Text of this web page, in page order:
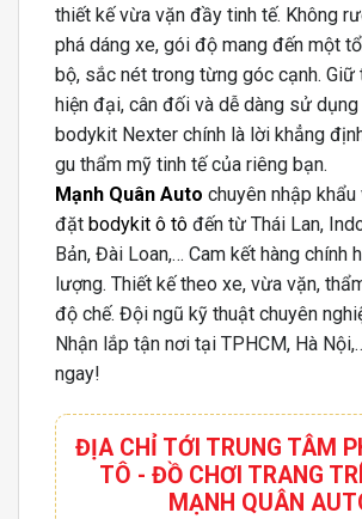
thiết kế vừa vặn đầy tinh tế. Không
phá dáng xe, gói độ mang đến một
bộ, sắc nét trong từng góc cạnh.
hiện đại, cân đối và dễ dàng sử
bodykit Nexter chính là lời khẳng
gu thẩm mỹ tinh tế của riêng bạn.
Mạnh Quân Auto chuyên nhập khẩu
đặt bodykit ô tô đến từ Thái Lan,
Bản, Đài Loan,… Cam kết hàng chính
lượng. Thiết kế theo xe, vừa vặn,
độ chế. Đội ngũ kỹ thuật chuyên
Nhận lắp tận nơi tại TPHCM, Hà
ngay!
ĐỊA CHỈ TỚI TRUNG TÂM
TÔ - ĐỒ CHƠI TRANG
MẠNH QUÂN